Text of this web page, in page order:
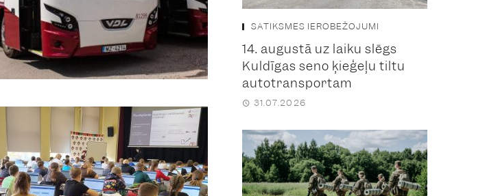
SATIKSMES IEROBEŽOJUMI
14. augustā uz laiku slēgs
Kuldīgas seno ķieģeļu tiltu
autotransportam
31.07.2026